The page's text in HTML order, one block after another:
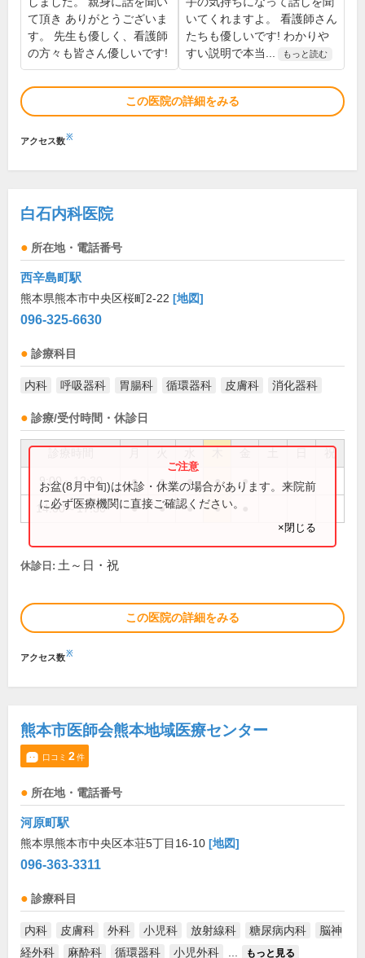
て頂き ありがとうございま
す。 先生も優しく、看護師
の方々も皆さん優しいです!
いてくれますよ。 看護師さん
たちも優しいです! わかりや
すい説明で本当...
もっと読む
この医院の詳細をみる
アクセス数※
白石内科医院
所在地・電話番号
西辛島町駅
熊本県熊本市中央区桜町2-22 [地図]
096-325-6630
診療科目
内科 呼吸器科 胃腸科 循環器科 皮膚科 消化器科
診療/受付時間・休診日
祝
9:00～12:30 ● ● ● ● ●
14:00～17:30 ● ● ● ●
お盆(8月中旬)は休診・休業の場合があります。来院前
に必ず医療機関に直接ご確認ください。
×閉じる
休診日: 土～日・祝
この医院の詳細をみる
アクセス数※
熊本市医師会熊本地域医療センター
口コミ 2件
所在地・電話番号
河原町駅
熊本県熊本市中央区本荘5丁目16-10 [地図]
096-363-3311
診療科目
内科 皮膚科 外科 小児科 放射線科 糖尿病内科
脳神
経外科
麻酔科 循環器科 小児外科 もっと見る